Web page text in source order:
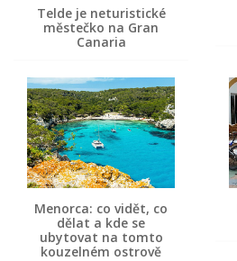
Telde je neturistické
městečko na Gran
Canaria
Menorca: co vidět, co
dělat a kde se
ubytovat na tomto
kouzelném ostrově